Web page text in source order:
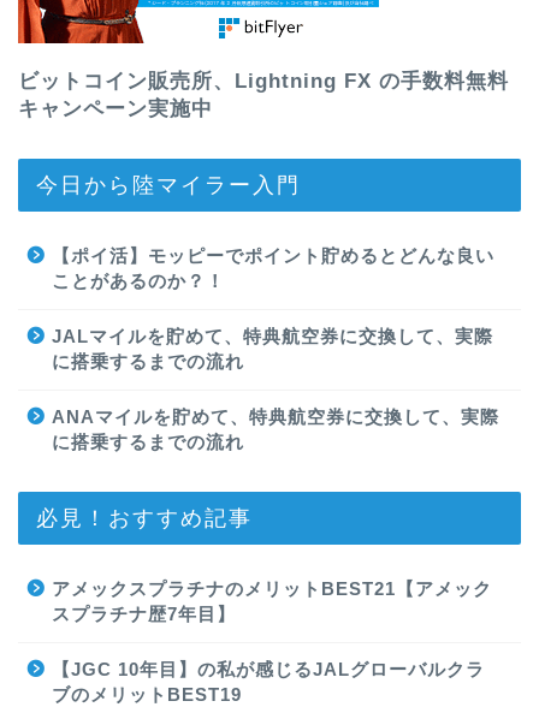
ビットコイン販売所、Lightning FX の手数料無料
キャンペーン実施中
今日から陸マイラー入門
【ポイ活】モッピーでポイント貯めるとどんな良い
ことがあるのか？！
JALマイルを貯めて、特典航空券に交換して、実際
に搭乗するまでの流れ
ANAマイルを貯めて、特典航空券に交換して、実際
に搭乗するまでの流れ
必見！おすすめ記事
アメックスプラチナのメリットBEST21【アメック
スプラチナ歴7年目】
【JGC 10年目】の私が感じるJALグローバルクラ
ブのメリットBEST19